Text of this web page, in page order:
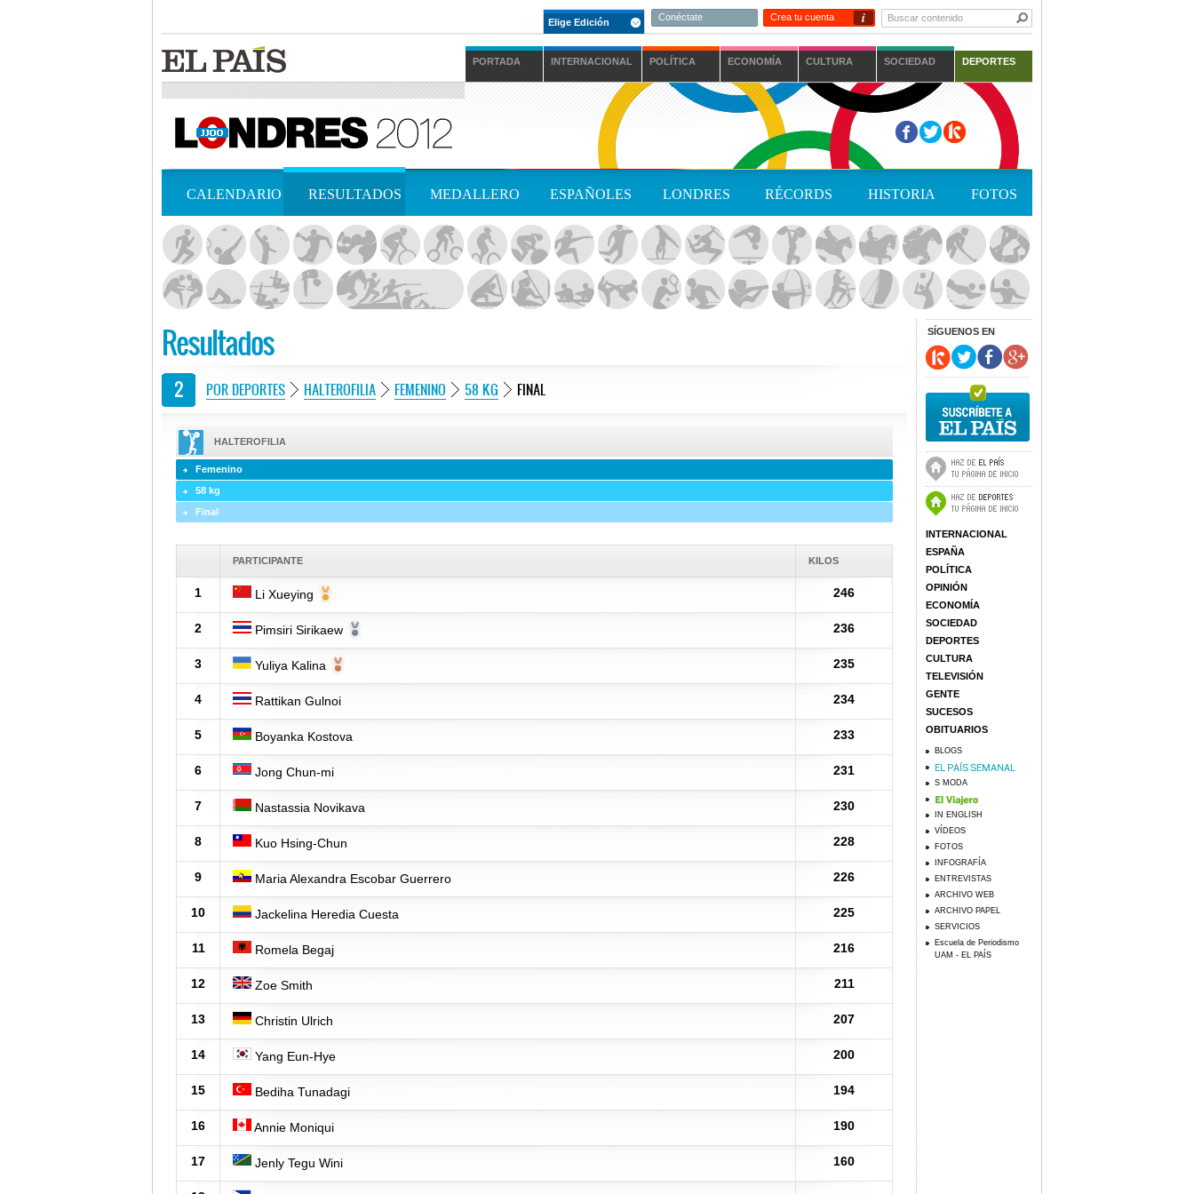
Elige Edición Conéctate Crea tu cuenta i
PORTADA INTERNACIONAL POLÍTICA ECONOMÍA CULTURA SOCIEDAD DEPORTES
CALENDARIO RESULTADOS MEDALLERO ESPAÑOLES LONDRES RÉCORDS HISTORIA FOTOS
Resultados
POR DEPORTES HALTEROFILIA FEMENINO 58 KG FINAL
HALTEROFILIA
Femenino
58 kg
Final
PARTICIPANTE KILOS
1 Li Xueying 246
2 Pimsiri Sirikaew 236
3 Yuliya Kalina 235
4 Rattikan Gulnoi 234
5 Boyanka Kostova 233
6 Jong Chun-mi 231
7 Nastassia Novikava 230
8 Kuo Hsing-Chun 228
9 Maria Alexandra Escobar Guerrero 226
10 Jackelina Heredia Cuesta 225
11 Romela Begaj 216
12 Zoe Smith 211
13 Christin Ulrich 207
14 Yang Eun-Hye 200
15 Bediha Tunadagi 194
16 Annie Moniqui 190
17 Jenly Tegu Wini 160
SÍGUENOS EN
INTERNACIONAL
ESPAÑA
POLÍTICA
OPINIÓN
ECONOMÍA
SOCIEDAD
DEPORTES
CULTURA
TELEVISIÓN
GENTE
SUCESOS
OBITUARIOS
BLOGS
S MODA
IN ENGLISH
VÍDEOS
FOTOS
INFOGRAFÍA
ENTREVISTAS
ARCHIVO WEB
ARCHIVO PAPEL
SERVICIOS
Escuela de Periodismo
UAM - EL PAÍS